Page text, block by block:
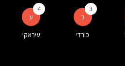
כ
3
כורדי
ע
4
עיראקי